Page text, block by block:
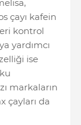
çayı kafein
kontrol
yardımcı
ise
markaların
çayları da